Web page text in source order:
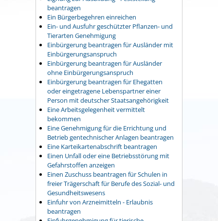
beantragen
Ein Bürgerbegehren einreichen
Ein- und Ausfuhr geschützter Pflanzen- und
Tierarten Genehmigung
Einbürgerung beantragen für Ausländer mit
Einbürgerungsanspruch
Einbürgerung beantragen für Ausländer
ohne Einbürgerungsanspruch
Einbürgerung beantragen für Ehegatten
oder eingetragene Lebenspartner einer
Person mit deutscher Staatsangehörigkeit
Eine Arbeitsgelegenheit vermittelt
bekommen
Eine Genehmigung für die Errichtung und
Betrieb gentechnischer Anlagen beantragen
Eine Karteikartenabschrift beantragen
Einen Unfall oder eine Betriebsstörung mit
Gefahrstoffen anzeigen
Einen Zuschuss beantragen für Schulen in
freier Trägerschaft für Berufe des Sozial- und
Gesundheitswesens
Einfuhr von Arzneimitteln - Erlaubnis
beantragen